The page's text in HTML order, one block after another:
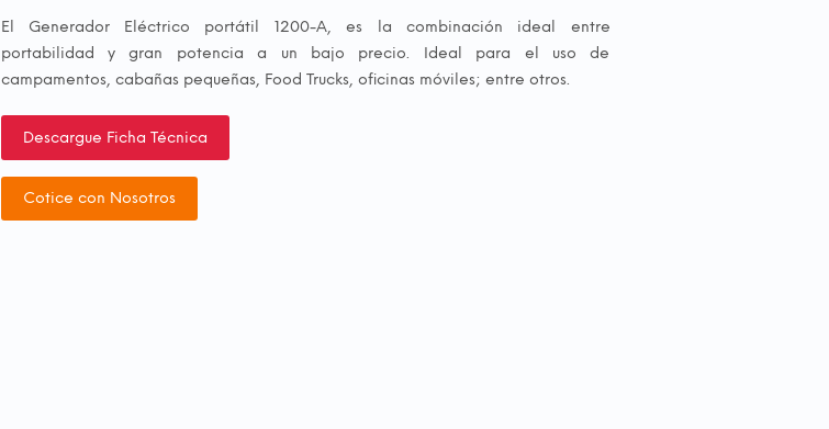
El Generador Eléctrico portátil 1200-A, es la combinación ideal entre
portabilidad y gran potencia a un bajo precio. Ideal para el uso de
campamentos, cabañas pequeñas, Food Trucks, oficinas móviles; entre otros.
Descargue Ficha Técnica
Cotice con Nosotros